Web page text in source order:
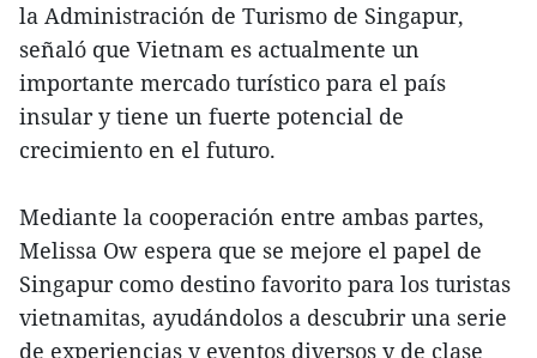
la Administración de Turismo de Singapur,
señaló que Vietnam es actualmente un
importante mercado turístico para el país
insular y tiene un fuerte potencial de
crecimiento en el futuro.
Mediante la cooperación entre ambas partes,
Melissa Ow espera que se mejore el papel de
Singapur como destino favorito para los turistas
vietnamitas, ayudándolos a descubrir una serie
de experiencias y eventos diversos y de clase